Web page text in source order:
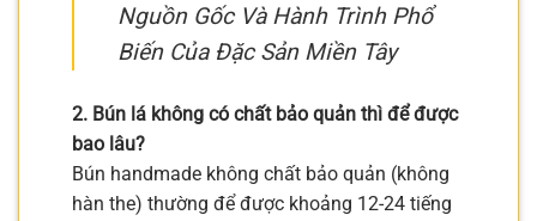
Nguồn Gốc Và Hành Trình Phổ
Biến Của Đặc Sản Miền Tây
2. Bún lá không có chất bảo quản thì để được
bao lâu?
Bún handmade không chất bảo quản (không
hàn the) thường để được khoảng 12-24 tiếng